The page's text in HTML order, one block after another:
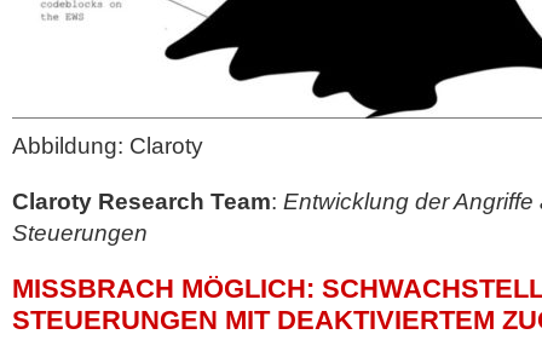
Abbildung: Claroty
Claroty Research Team: Entwicklung der Angriffe
Steuerungen
MISSBRACH MÖGLICH:
STEUERUNGEN MIT DEAKTIVIERTEM